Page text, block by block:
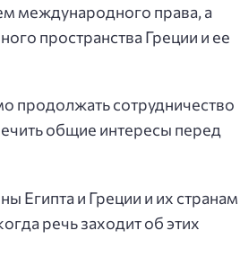
международного права, а
пространства Греции и ее
продолжать сотрудничество
общие интересы перед
Египта и Греции и их странам
речь заходит об этих